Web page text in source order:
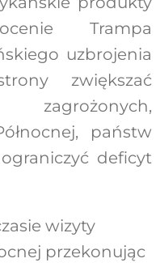
Trampa
uzbrojenia
zwiększać
państw
deficyt
wizyty
przekonując